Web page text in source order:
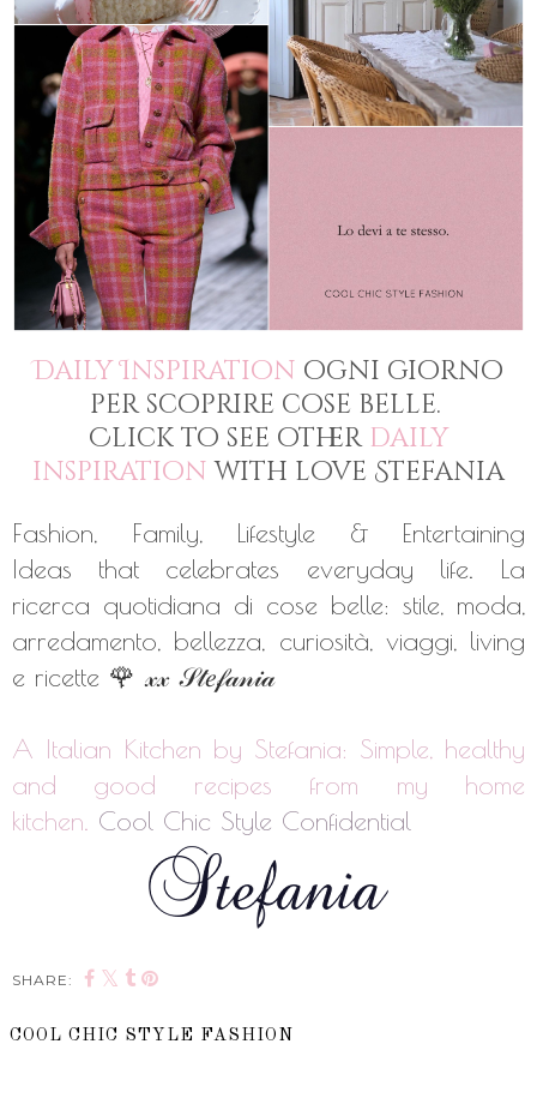
Daily Inspiration ogni giorno
per scoprire cose belle.
Click to see other daily
inspiration with love Stefania
Fashion, Family, Lifestyle & Entertaining
Ideas that celebrates everyday life. La
ricerca quotidiana di cose belle: stile, moda,
arredamento, bellezza, curiosità, viaggi, living
e ricette 🌹 𝓍𝓍 𝒮𝓉𝑒𝒻𝒶𝓃𝒾𝒶
A Italian Kitchen by Stefania: Simple, healthy
and good recipes from my home
kitchen. Cool Chic Style Confidential
SHARE:
COOL CHIC STYLE FASHION